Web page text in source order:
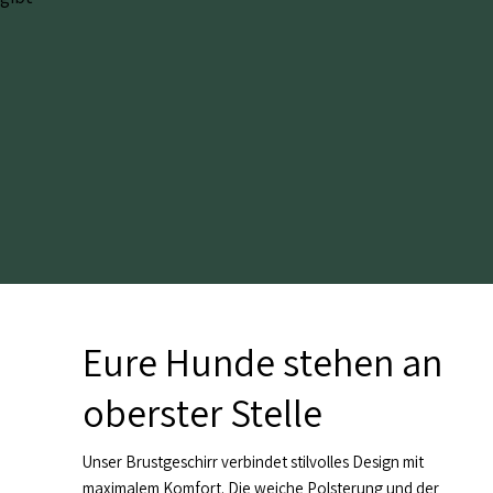
Eure Hunde stehen an
oberster Stelle
Unser Brustgeschirr verbindet stilvolles Design mit
maximalem Komfort. Die weiche Polsterung und der